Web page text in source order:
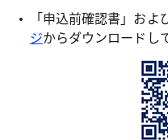
「申込前確認書」お
ジからダウンロードし